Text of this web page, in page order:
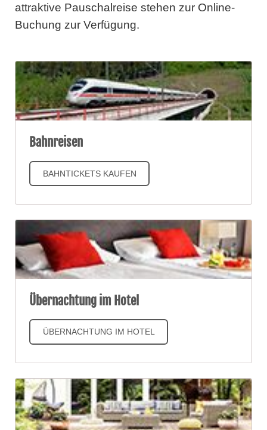
attraktive Pauschalreise stehen zur Online-
Buchung zur Verfügung.
Bahnreisen
BAHNTICKETS KAUFEN
Übernachtung im Hotel
ÜBERNACHTUNG IM HOTEL